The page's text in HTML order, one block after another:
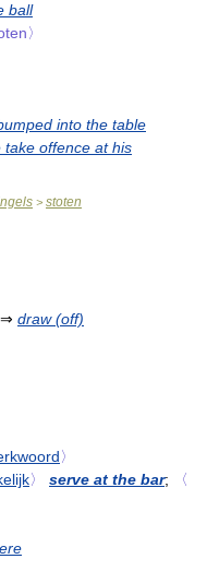
ball
〉
into the table
take offence at his
> stoten
⇒ draw (off)
〉
〉 serve at the bar;
〈